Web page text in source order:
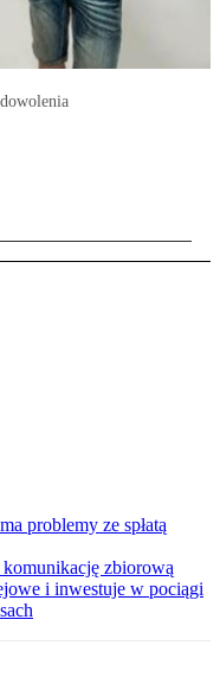
problemy ze spłatą
zbiorową
i inwestuje w pociągi